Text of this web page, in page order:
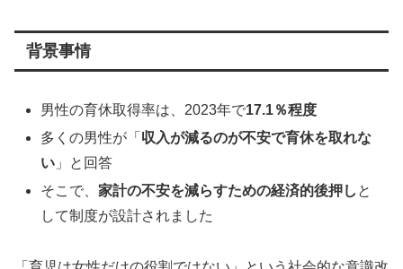
背景事情
男性の育休取得率は、2023年で17.1％程度
多くの男性が「 収入が減るのが不安で育休を取れな
い 」と回答
そこで、家計の不安を減らすための経済的後押し と
して制度が設計されました